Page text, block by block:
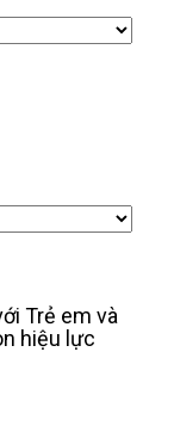
Trẻ em và
hiệu lực